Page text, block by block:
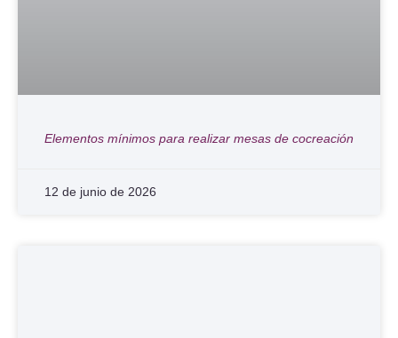
Elementos mínimos para realizar mesas de cocreación
12 de junio de 2026